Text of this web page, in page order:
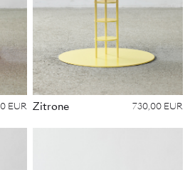
EUR Zitrone 730,00 EUR